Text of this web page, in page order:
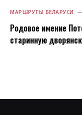
МАРШРУТЫ БЕЛАРУСИ
Родовое имение
старинную